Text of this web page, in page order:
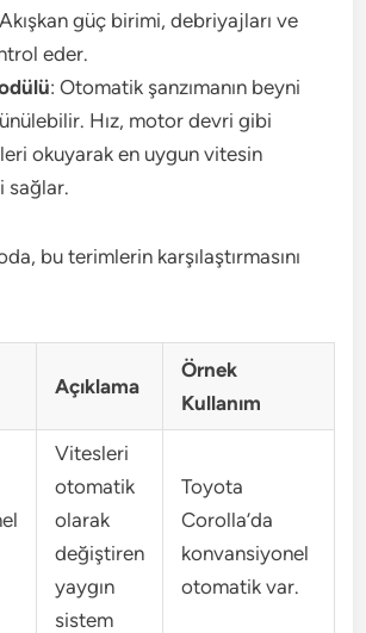
güç birimi, debriyajları ve
eder.
: Otomatik şanzımanın beyni
Hız, motor devri gibi
okuyarak en uygun vitesin
sağlar.
bu terimlerin karşılaştırmasını
Açıklama
Örnek
Kullanım
Vitesleri
otomatik
olarak
değiştiren
yaygın
sistem
Toyota
Corolla’da
konvansiyonel
otomatik var.